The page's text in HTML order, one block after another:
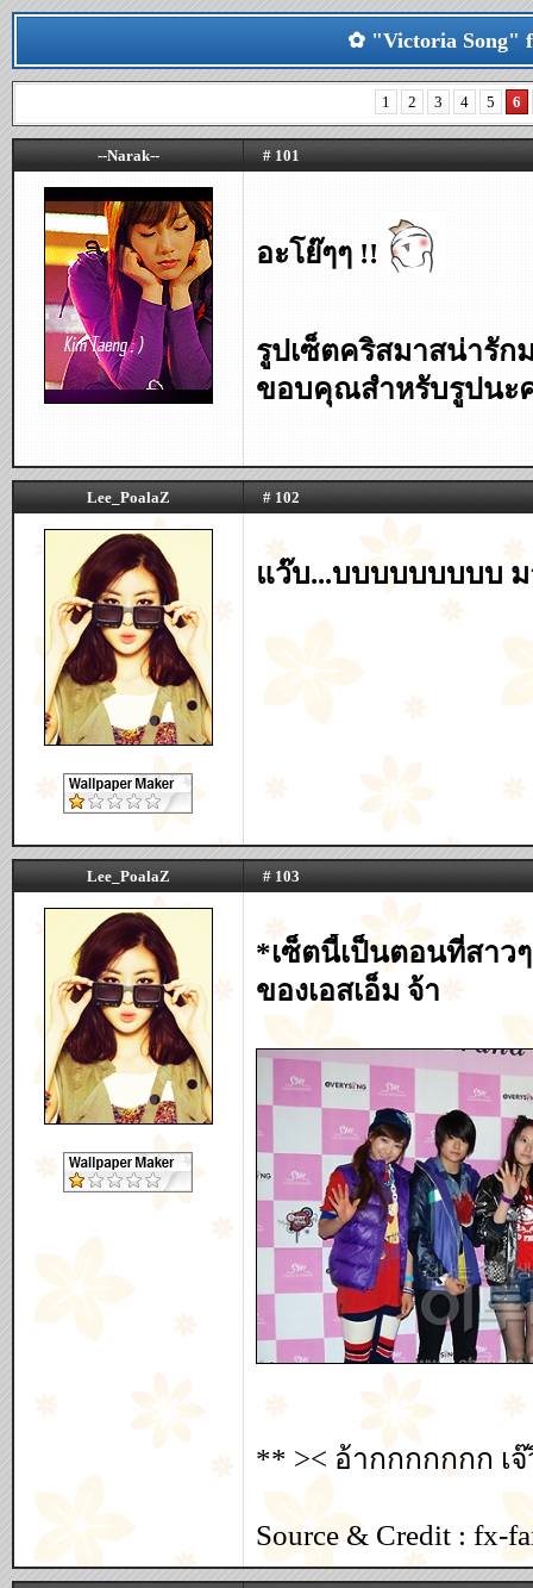
✿ "Victoria Song"
1 2 3 4 5 6
--Narak-- # 101
อะโย๊ๆๆ !!
รูปเซ็ตคริสมาสน่ารัก
ขอบคุณสำหรับรูปนะ
Lee_PoalaZ # 102
แว๊บ...บบบบบบบบบ
Lee_PoalaZ # 103
*เซ็ตนี้เป็นตอนที่สาว
ของเอสเอ็ม จ้า
** >< อ้ากกกกกกก
Source & Credit : fx-